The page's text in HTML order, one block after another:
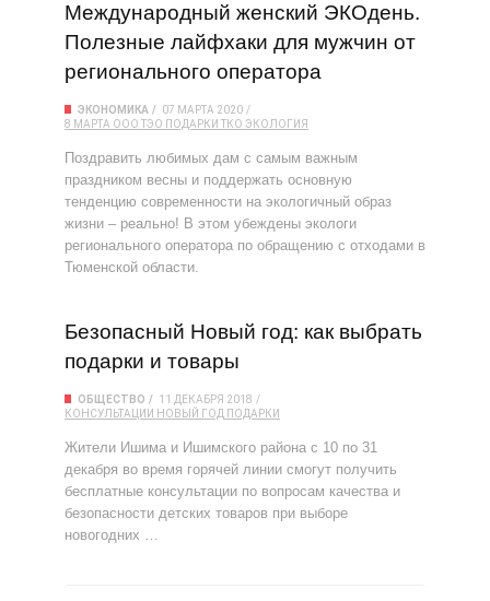
Международный женский ЭКОдень.
Полезные лайфхаки для мужчин от
регионального оператора
ЭКОНОМИКА
07 МАРТА 2020
8 МАРТА ООО ТЭО ПОДАРКИ ТКО ЭКОЛОГИЯ
Поздравить любимых дам с самым важным
праздником весны и поддержать основную
тенденцию современности на экологичный образ
жизни – реально! В этом убеждены экологи
регионального оператора по обращению с отходами в
Тюменской области.
Безопасный Новый год: как выбрать
подарки и товары
ОБЩЕСТВО
11 ДЕКАБРЯ 2018
КОНСУЛЬТАЦИИ НОВЫЙ ГОД ПОДАРКИ
Жители Ишима и Ишимского района с 10 по 31
декабря во время горячей линии смогут получить
бесплатные консультации по вопросам качества и
безопасности детских товаров при выборе
новогодних …